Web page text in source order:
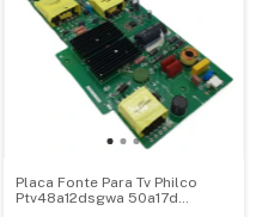
Placa Fonte Para Tv Philco
Ptv48a12dsgwa 50a17d